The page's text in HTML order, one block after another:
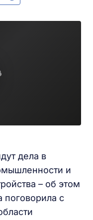
дела в
и
– об этом
поговорила с